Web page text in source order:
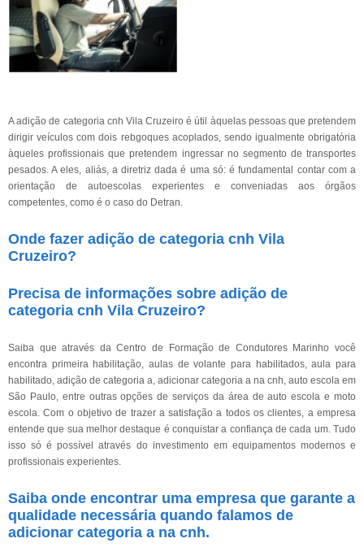
A adição de categoria cnh Vila Cruzeiro é útil àquelas pessoas que pretendem
dirigir veículos com dois rebgoques acoplados, sendo igualmente obrigatória
àqueles profissionais que pretendem ingressar no segmento de transportes
pesados. A eles, aliás, a diretriz dada é uma só: é fundamental contar com a
orientação de autoescolas experientes e conveniadas aos órgãos
competentes, como é o caso do Detran.
Onde fazer adição de categoria cnh Vila
Cruzeiro?
Precisa de informações sobre adição de
categoria cnh Vila Cruzeiro?
Saiba que através da Centro de Formação de Condutores Marinho você
encontra primeira habilitação, aulas de volante para habilitados, aula para
habilitado, adição de categoria a, adicionar categoria a na cnh, auto escola em
São Paulo, entre outras opções de serviços da área de auto escola e moto
escola. Com o objetivo de trazer a satisfação a todos os clientes, a empresa
entende que sua melhor destaque é conquistar a confiança de cada um. Tudo
isso só é possível através do investimento em equipamentos modernos e
profissionais experientes.
Saiba onde encontrar uma empresa que garante a
qualidade necessária quando falamos de
adicionar categoria a na cnh.